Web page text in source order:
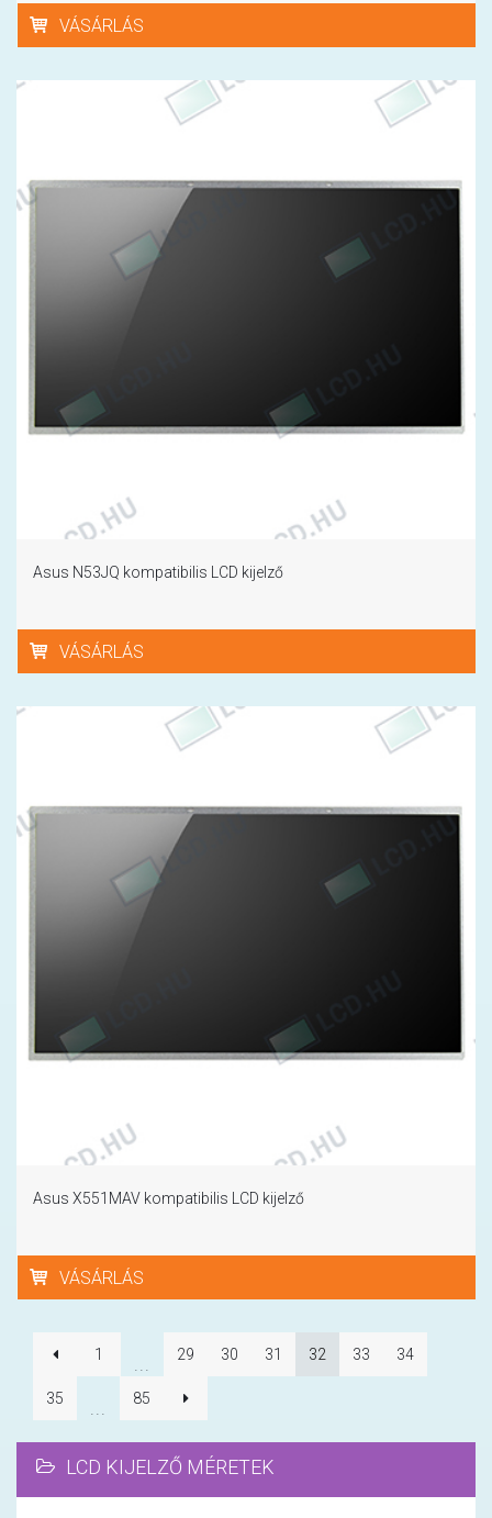
VÁSÁRLÁS
Asus N53JQ kompatibilis LCD kijelző
VÁSÁRLÁS
Asus X551MAV kompatibilis LCD kijelző
VÁSÁRLÁS
1 ... 29 30 31 32 33 34
35 ... 85
LCD KIJELZŐ MÉRETEK